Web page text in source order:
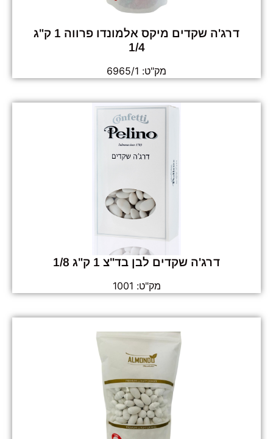
דרג'ה שקדים מיקס אלמונדו פרווה 1 ק"ג
1/4
מק"ט: 6965/1
דרג'ה שקדים לבן בד"צ 1 ק"ג 1/8
מק"ט: 1001